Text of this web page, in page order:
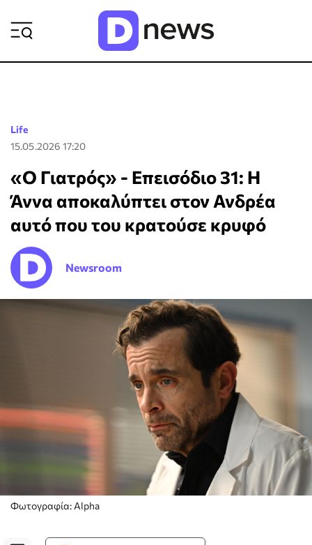
Life
15.05.2026 17:20
«Ο Γιατρός» - Επεισόδιο 31: H
Άννα αποκαλύπτει στον Ανδρέα
αυτό που του κρατούσε κρυφό
Newsroom
Φωτογραφία: Alpha